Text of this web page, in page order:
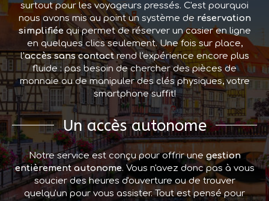
surtout pour les voyageurs pressés. C'est pourquoi
nous avons mis au point un système de réservation
simplifiéequi permet de réserver un casier en ligne
en quelques clics seulement. Une fois sur place,
l'accès sans contactrend l'expérience encore plus
fluide : pas besoin de chercher des pièces de
monnaie ou de manipuler des clés physiques, votre
smartphone suffit!
Un accès autonome
Notre service est conçu pour offrir unegestion
entièrement autonome. Vous n'avez donc pas à vous
soucier des heures d'ouverture ou de trouver
quelqu'un pour vous assister. Tout est pensé pour